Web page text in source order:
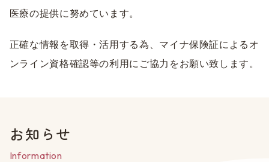
医療の提供に努めています。
正確な情報を取得・活用する為、マイナ保険証によるオ
ンライン資格確認等の利用にご協力をお願い致します。
お知らせ
Information